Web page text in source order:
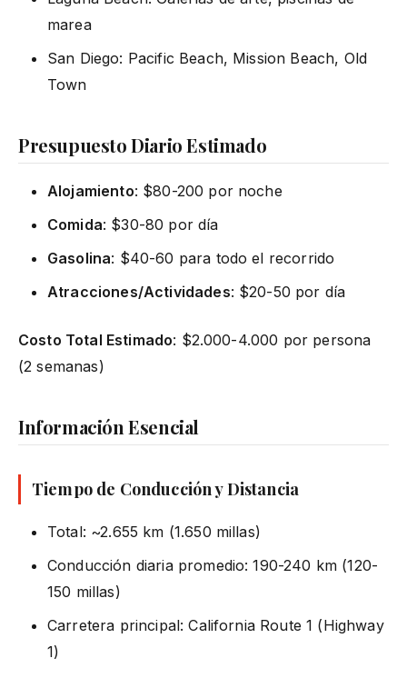
marea
San Diego: Pacific Beach, Mission Beach, Old
Town
Presupuesto Diario Estimado
Alojamiento: $80-200 por noche
Comida: $30-80 por día
Gasolina: $40-60 para todo el recorrido
Atracciones/Actividades: $20-50 por día
Costo Total Estimado: $2.000-4.000 por persona
(2 semanas)
Información Esencial
Tiempo de Conducción y Distancia
Total: ~2.655 km (1.650 millas)
Conducción diaria promedio: 190-240 km (120-
150 millas)
Carretera principal: California Route 1 (Highway
1)